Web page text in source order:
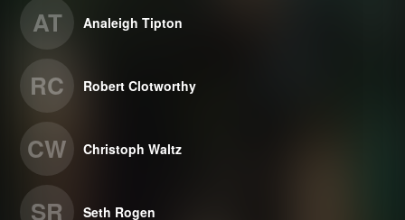
AT Analeigh Tipton
RC Robert Clotworthy
CW Christoph Waltz
SR Seth Rogen